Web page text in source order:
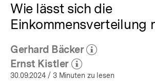
Wie lässt sich die
Einkommensverteilung
Gerhard Bäcker
(Mehr zum Autor)
Ernst Kistler
(Mehr zum Autor)
öffnen
30.09.2024 / 3 Minuten zu lesen